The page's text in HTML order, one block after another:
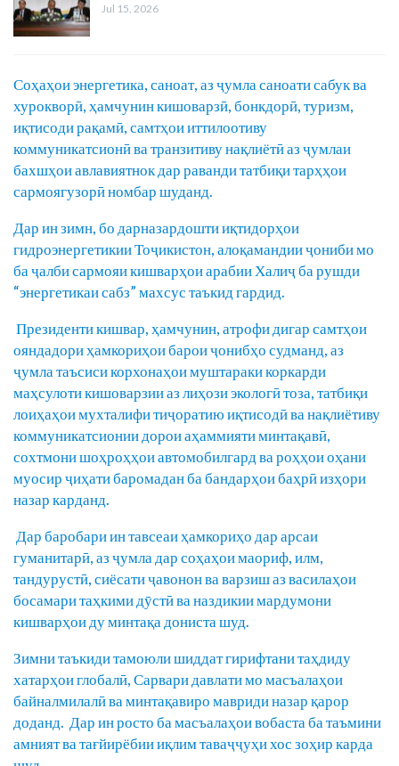
Jul 15, 2026
Соҳаҳои энергетика, саноат, аз ҷумла саноати сабук ва
хурокворӣ, ҳамчунин кишоварзӣ, бонкдорӣ, туризм,
иқтисоди рақамӣ, самтҳои иттилоотиву
коммуникатсионӣ ва транзитиву нақлиётӣ аз ҷумлаи
бахшҳои авлавиятнок дар раванди татбиқи тарҳҳои
сармоягузорӣ номбар шуданд.
Дар ин зимн, бо дарназардошти иқтидорҳои
гидроэнергетикии Тоҷикистон, алоқамандии ҷониби мо
ба ҷалби сармояи кишварҳои арабии Халиҷ ба рушди
“энергетикаи сабз” махсус таъкид гардид.
Президенти кишвар, ҳамчунин, атрофи дигар самтҳои
ояндадори ҳамкориҳои барои ҷонибҳо судманд, аз
ҷумла таъсиси корхонаҳои муштараки коркарди
маҳсулоти кишоварзии аз лиҳози экологӣ тоза, татбиқи
лоиҳаҳои мухталифи тиҷоратию иқтисодӣ ва нақлиётиву
коммуникатсионии дорои аҳаммияти минтақавӣ,
сохтмони шоҳроҳҳои автомобилгард ва роҳҳои оҳани
муосир ҷиҳати баромадан ба бандарҳои баҳрӣ изҳори
назар карданд.
Дар баробари ин тавсеаи ҳамкориҳо дар арсаи
гуманитарӣ, аз ҷумла дар соҳаҳои маориф, илм,
тандурустӣ, сиёсати ҷавонон ва варзиш аз василаҳои
босамари таҳкими дӯстӣ ва наздикии мардумони
кишварҳои ду минтақа дониста шуд.
Зимни таъкиди тамоюли шиддат гирифтани таҳдиду
хатарҳои глобалӣ, Сарвари давлати мо масъалаҳои
байналмилалӣ ва минтақавиро мавриди назар қарор
доданд. Дар ин росто ба масъалаҳои вобаста ба таъмини
амният ва тағйирёбии иқлим таваҷҷуҳи хос зоҳир карда